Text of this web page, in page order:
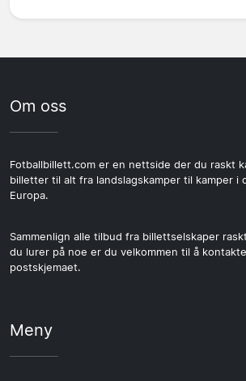
Om oss
Fotballbillett.com er en nettside der du raskt
billetter til alt fra landslagskamper til kamper i
Europa.
Sammenlign alle tilbud fra billettselskaper
du lurer på noe er du velkommen til å
postskjemaet.
Meny